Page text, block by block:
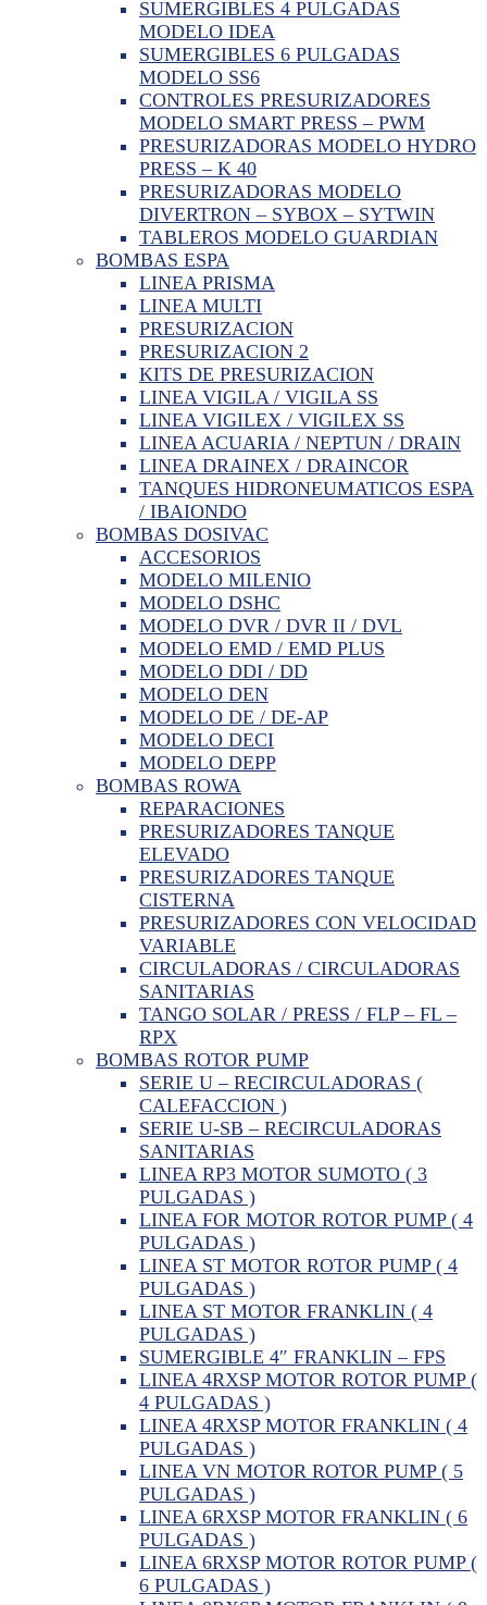
SUMERGIBLES 4 PULGADAS
MODELO IDEA
SUMERGIBLES 6 PULGADAS
MODELO SS6
CONTROLES PRESURIZADORES
MODELO SMART PRESS – PWM
PRESURIZADORAS MODELO HYDRO
PRESS – K 40
PRESURIZADORAS MODELO
DIVERTRON – SYBOX – SYTWIN
TABLEROS MODELO GUARDIAN
BOMBAS ESPA
LINEA PRISMA
LINEA MULTI
PRESURIZACION
PRESURIZACION 2
KITS DE PRESURIZACION
LINEA VIGILA / VIGILA SS
LINEA VIGILEX / VIGILEX SS
LINEA ACUARIA / NEPTUN / DRAIN
LINEA DRAINEX / DRAINCOR
TANQUES HIDRONEUMATICOS ESPA
/ IBAIONDO
BOMBAS DOSIVAC
ACCESORIOS
MODELO MILENIO
MODELO DSHC
MODELO DVR / DVR II / DVL
MODELO EMD / EMD PLUS
MODELO DDI / DD
MODELO DEN
MODELO DE / DE-AP
MODELO DECI
MODELO DEPP
BOMBAS ROWA
REPARACIONES
PRESURIZADORES TANQUE
ELEVADO
PRESURIZADORES TANQUE
CISTERNA
PRESURIZADORES CON VELOCIDAD
VARIABLE
CIRCULADORAS / CIRCULADORAS
SANITARIAS
TANGO SOLAR / PRESS / FLP – FL –
RPX
BOMBAS ROTOR PUMP
SERIE U – RECIRCULADORAS (
CALEFACCION )
SERIE U-SB – RECIRCULADORAS
SANITARIAS
LINEA RP3 MOTOR SUMOTO ( 3
PULGADAS )
LINEA FOR MOTOR ROTOR PUMP ( 4
PULGADAS )
LINEA ST MOTOR ROTOR PUMP ( 4
PULGADAS )
LINEA ST MOTOR FRANKLIN ( 4
PULGADAS )
SUMERGIBLE 4″ FRANKLIN – FPS
LINEA 4RXSP MOTOR ROTOR PUMP (
4 PULGADAS )
LINEA 4RXSP MOTOR FRANKLIN ( 4
PULGADAS )
LINEA VN MOTOR ROTOR PUMP ( 5
PULGADAS )
LINEA 6RXSP MOTOR FRANKLIN ( 6
PULGADAS )
LINEA 6RXSP MOTOR ROTOR PUMP (
6 PULGADAS )